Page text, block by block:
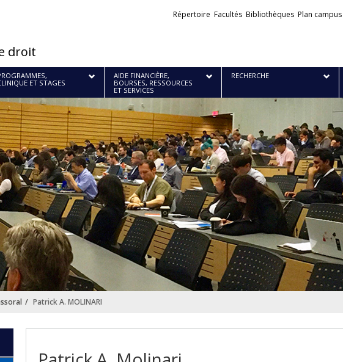
droit
Liens
Répertoire Facultés Bibliothèques Plan campus
ET STAGES
AIDE FINANCIÈRE,
BOURSES, RESSOURCES
ET SERVICES
RECHERCHE
Patrick A. MOLINARI